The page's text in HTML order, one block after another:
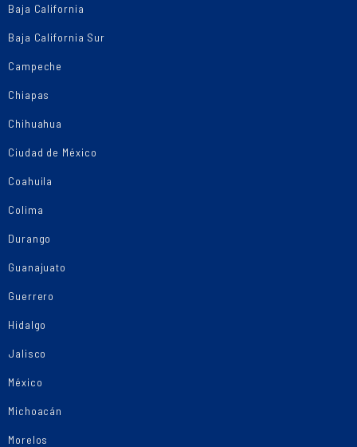
Baja California
Baja California Sur
Campeche
Chiapas
Chihuahua
Ciudad de México
Coahuila
Colima
Durango
Guanajuato
Guerrero
Hidalgo
Jalisco
México
Michoacán
Morelos